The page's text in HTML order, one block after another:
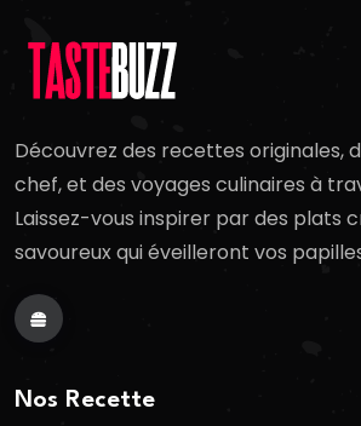
Découvrez des recettes originales,
chef, et des voyages culinaires à
Laissez-vous inspirer par des plats
savoureux qui éveilleront vos
Nos Recette